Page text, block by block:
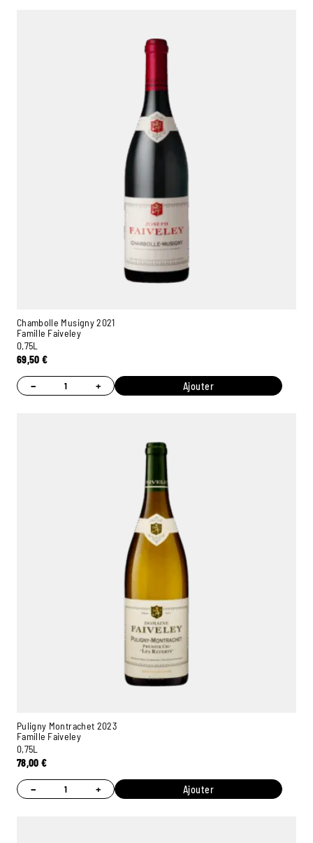
Chambolle Musigny 2021
Famille Faiveley
0,75L
69,50€
− + Ajouter
Puligny Montrachet 2023
Famille Faiveley
0,75L
78,00€
− + Ajouter